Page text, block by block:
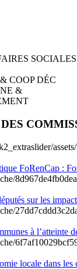
SOCIALES
COOP DÉC
&
FoRenCap :
sur les
à l’atteinte
locale dans les